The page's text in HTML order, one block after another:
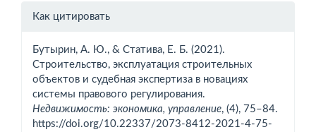
Информация
Как цитировать
Бутырин, А. Ю., & Статива, Е. Б. (2021).
Строительство, эксплуатация строительных
объектов и судебная экспертиза в новациях
системы правового регулирования.
Недвижимость: экономика, управление, (4), 75–84.
https://doi.org/10.22337/2073-8412-2021-4-75-